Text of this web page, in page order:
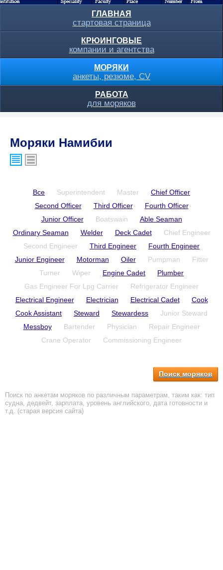
ГЛАВНАЯ
стартовая страница
КРЮИНГОВЫЕ
компании и агентства
МОРЯКИ
анкеты, резюме, CV
РАБОТА
для моряков
Моряки Намибии
Все Superintendent Master
Chief Officer
Second Officer
Third Officer
Fourth Officer
Junior Officer
Boatswain
Able Seaman
Ordinary Seaman
Welder Deck Cadet
Chief Engineer
Second Engineer
Third Engineer
Fourth Engineer
Junior Engineer
Motorman Oiler Pumpman
Fitter
Turner
Wiper Engine Cadet
Plumber
Gas Engineer For Lpg Carrier
Refrigerator Engineer
Electrical Engineer
Electrician Electrical Cadet
Cook
Cook Assistant
Steward Stewardess
Junior Steward
Messboy
Bartender Physician
Repair Engineer
Crane Operator
Commissioning Engineer
Поиск моряков
Поиск по анкетам моряков по различным параметрам, таким как: тип
судна, дедвейт, зарплата, уровень английского, дата готовности и
т.д. (старая версия сайта)